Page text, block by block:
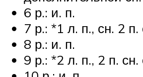
6 р.: и. п.
7 р.: *1 л. п., сн. 2
8 р.: и. п.
9 р.: *2 л. п., 2 п.